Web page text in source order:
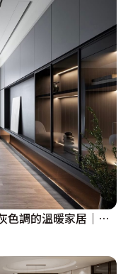
Urban Gent│營造現代舒適空間，灰色調的溫暖家居│現代簡約│48坪